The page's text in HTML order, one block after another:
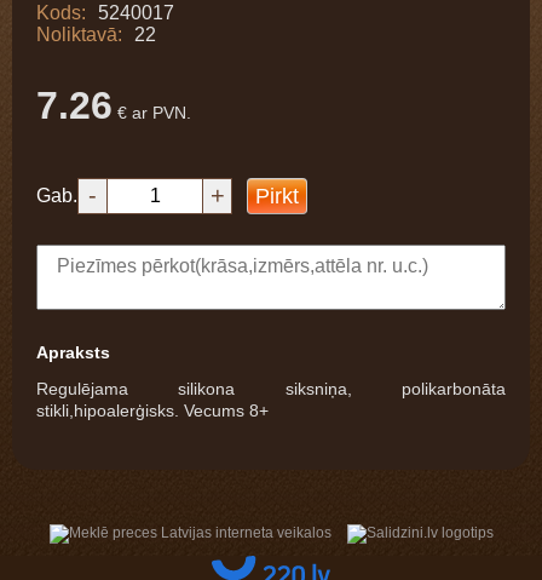
Kods:
5240017
Noliktavā:
22
7.26 € ar PVN.
Gab. - + Pirkt
Apraksts
Regulējama silikona siksniņa, polikarbonāta
stikli,hipoalerģisks. Vecums 8+